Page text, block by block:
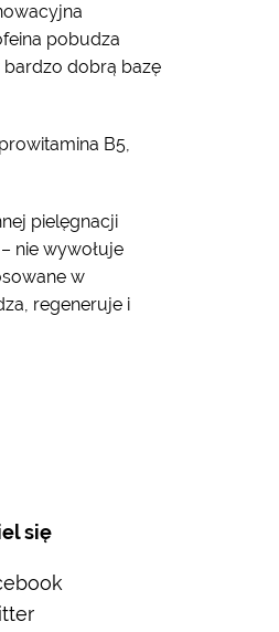
pobudza
bardzo dobrą bazę
B5,
pielęgnacji
nie wywołuje
w
regeneruje i
się